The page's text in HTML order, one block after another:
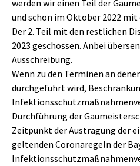
werden wir einen Teil der
und schon im Oktober 2022
Der 2. Teil mit den restlichen
2023 geschossen. Anbei
Ausschreibung.
Wenn zu den Terminen an
durchgeführt wird,
Durchführung der
Zeitpunkt der Austragung der
geltenden Coronaregeln der